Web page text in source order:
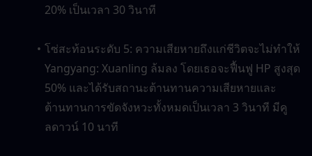
20% เป็นเวลา 30 วินาที
โซ่สะท้อนระดับ 5: ความเสียหายถึงแก่ชีวิตจะไม่ทำให้
Yangyang: Xuanling ล้มลง โดยเธอจะฟื้นฟู HP สูงสุด
50% และได้รับสถานะต้านทานความเสียหายและ
ต้านทานการขัดจังหวะทั้งหมดเป็นเวลา 3 วินาที มีคู
ลดาวน์ 10 นาที